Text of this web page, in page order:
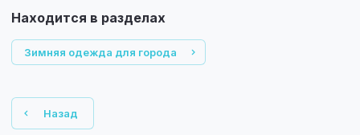
Находится в разделах
Зимняя одежда для города
Назад